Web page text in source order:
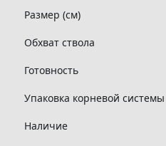
Размер (см)
Обхват ствола
Готовность
Упаковка корневой системы
Наличие